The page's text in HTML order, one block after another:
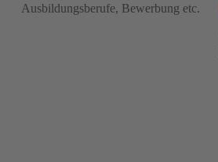
Ausbildungsberufe, Bewerbung etc.